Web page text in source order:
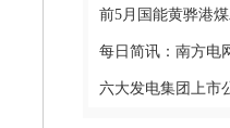
前5月国能黄骅港
六大发电集团上市